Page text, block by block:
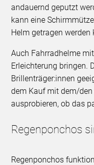
andauernd geputzt
kann eine
Helm getragen werden
Auch Fahrradhelme
Erleichterung bringen.
Brillenträger:innen
dem Kauf mit dem/
ausprobieren, ob das
Regenponchos
Regenponchos